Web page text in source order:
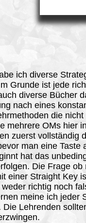
ich diverse
Grunde ist jede
diverse Bücher
nach eines
die
mehrere OMs hier
zuerst vollständig
man eine Taste
hat das
Die Frage ob
einer Straight Key
richtig noch
meine ich jeder
Lehrenden